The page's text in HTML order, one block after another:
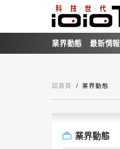
業界動態 最新情報
回首頁 業界動態
業界動態